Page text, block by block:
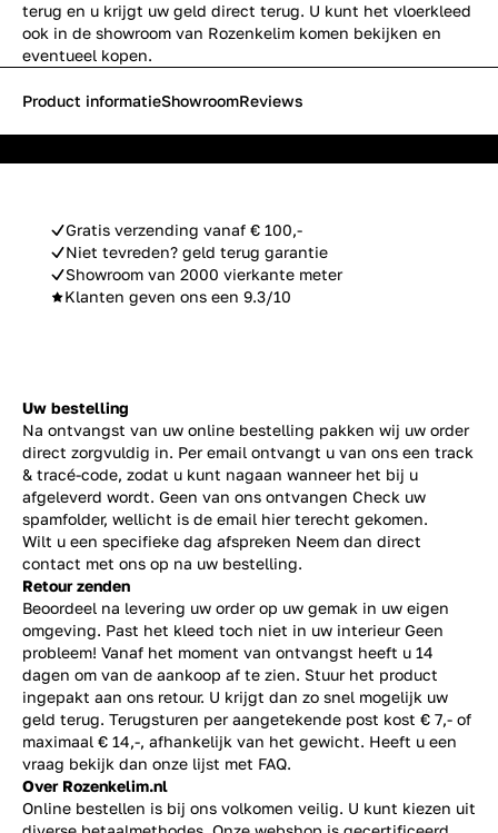
terug en u krijgt uw geld direct terug. U kunt het vloerkleed
ook in de showroom van Rozenkelim komen bekijken en
eventueel kopen.
Gratis verzending vanaf € 100,-
Niet tevreden? geld terug garantie
Showroom van 2000 vierkante meter
Klanten geven ons een 9.3/10
Product informatieShowroomReviews
Uw bestelling
Na ontvangst van uw online bestelling pakken wij uw order
direct zorgvuldig in. Per email ontvangt u van ons een track
& tracé-code, zodat u kunt nagaan wanneer het bij u
afgeleverd wordt. Geen van ons ontvangen Check uw
spamfolder, wellicht is de email hier terecht gekomen.
Wilt u een specifieke dag afspreken Neem dan direct
contact met ons op na uw bestelling.
Retour zenden
Beoordeel na levering uw order op uw gemak in uw eigen
omgeving. Past het kleed toch niet in uw interieur Geen
probleem! Vanaf het moment van ontvangst heeft u 14
dagen om van de aankoop af te zien. Stuur het product
ingepakt aan ons retour. U krijgt dan zo snel mogelijk uw
geld terug. Terugsturen per aangetekende post kost € 7,- of
maximaal € 14,-, afhankelijk van het gewicht. Heeft u een
vraag bekijk dan onze lijst met FAQ.
Over Rozenkelim.nl
Online bestellen is bij ons volkomen veilig. U kunt kiezen uit